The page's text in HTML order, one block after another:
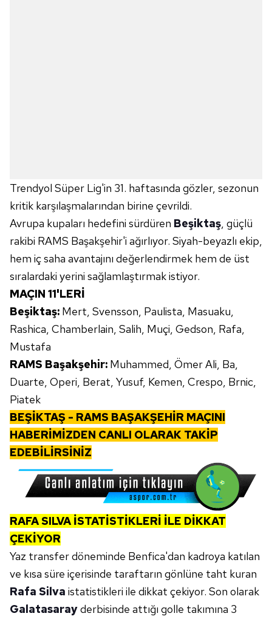
Trendyol Süper Lig'in 31. haftasında gözler, sezonun
kritik karşılaşmalarından birine çevrildi.
Avrupa kupaları hedefini sürdüren Beşiktaş, güçlü
rakibi RAMS Başakşehir'i ağırlıyor. Siyah-beyazlı ekip,
hem iç saha avantajını değerlendirmek hem de üst
sıralardaki yerini sağlamlaştırmak istiyor.
MAÇIN 11'LERİ
Beşiktaş: Mert, Svensson, Paulista, Masuaku,
Rashica, Chamberlain, Salih, Muçi, Gedson, Rafa,
Mustafa
RAMS Başakşehir: Muhammed, Ömer Ali, Ba,
Duarte, Operi, Berat, Yusuf, Kemen, Crespo, Brnic,
Piatek
BEŞİKTAŞ - RAMS BAŞAKŞEHİR MAÇINI
HABERİMİZDEN CANLI OLARAK TAKİP
EDEBİLİRSİNİZ
RAFA SILVA İSTATİSTİKLERİ İLE DİKKAT
ÇEKİYOR
Yaz transfer döneminde Benfica'dan kadroya katılan
ve kısa süre içerisinde taraftarın gönlüne taht kuran
Rafa Silva istatistikleri ile dikkat çekiyor. Son olarak
Galatasarayderbisinde attığı golle takımına 3